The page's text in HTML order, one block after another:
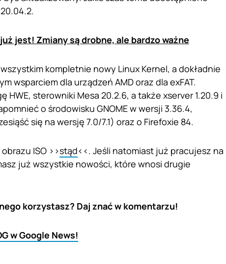
jest! Zmiany są drobne, ale bardzo ważne
kompletnie nowy Linux Kernel, a dokładnie
wsparciem dla urządzeń AMD oraz dla exFAT.
sterowniki Mesa 20.2.6, a także xserver 1.20.9 i
o środowisku GNOME w wersji 3.36.4,
się na wersję 7.0/7.1) oraz o Firefoxie 84.
ISO >>stąd<<. Jeśli natomiast już pracujesz na
już wszystkie nowości, które wnosi drugie
korzystasz? Daj znać w komentarzu!
w Google News!